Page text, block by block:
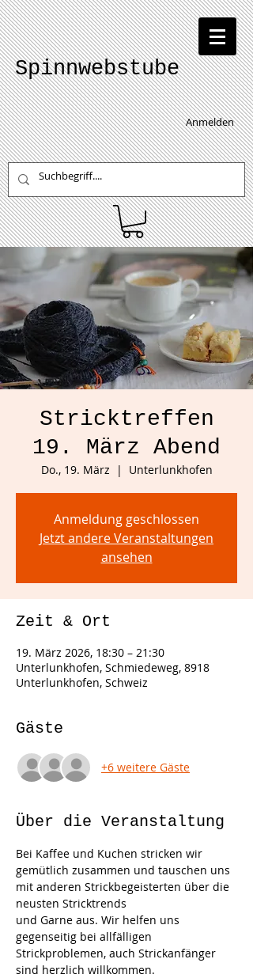
Spinnwebstube
Anmelden
Stricktreffen
19. März Abend
Do., 19. März
  |
Unterlunkhofen
Anmeldung geschlossen
Jetzt andere Veranstaltungen
ansehen
Zeit & Ort
19. März 2026, 18:30 – 21:30
Unterlunkhofen, Schmiedeweg, 8918
Unterlunkhofen, Schweiz
Gäste
+6 weitere Gäste
Über die Veranstaltung
Bei Kaffee und Kuchen stricken wir
gemütlich zusammen und tauschen uns
mit anderen Strickbegeisterten über die
neusten Stricktrends
und Garne aus. Wir helfen uns
gegenseitig bei allfälligen
Strickproblemen, auch Strickanfänger
sind herzlich willkommen.